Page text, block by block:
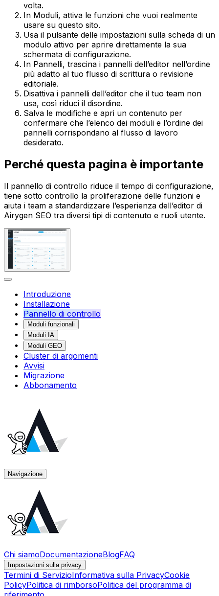
volta.
In Moduli, attiva le funzioni che vuoi realmente
usare su questo sito.
Usa il pulsante delle impostazioni sulla scheda di un
modulo attivo per aprire direttamente la sua
schermata di configurazione.
In Pannelli, trascina i pannelli dell’editor nell’ordine
più adatto al tuo flusso di scrittura o revisione
editoriale.
Disattiva i pannelli dell’editor che il tuo team non
usa, così riduci il disordine.
Salva le modifiche e apri un contenuto per
confermare che l’elenco dei moduli e l’ordine dei
pannelli corrispondano al flusso di lavoro
desiderato.
Perché questa pagina è importante
Il pannello di controllo riduce il tempo di configurazione,
tiene sotto controllo la proliferazione delle funzioni e
aiuta i team a standardizzare l’esperienza dell’editor di
Airygen SEO tra diversi tipi di contenuto e ruoli utente.
Introduzione
Installazione
Pannello di controllo
Moduli funzionali
Moduli IA
Moduli GEO
Cluster di argomenti
Avvisi
Migrazione
Abbonamento
Navigazione
Chi siamoDocumentazioneBlogFAQ
Impostazioni sulla privacy
Termini di ServizioInformativa sulla PrivacyCookie
PolicyPolitica di rimborsoPolitica del programma di